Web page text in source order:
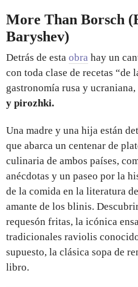
More Than Borsch
Baryshev)
Detrás de esta obra hay un
con toda clase de recetas “de
gastronomía rusa y ucraniana,
y pirozhki.
Una madre y una hija están
que abarca un centenar de
culinaria de ambos países,
anécdotas y un paseo por la
de la comida en la literatura
amante de los blinis.
requesón fritas, la icónica
tradicionales raviolis
supuesto, la clásica sopa de
libro.